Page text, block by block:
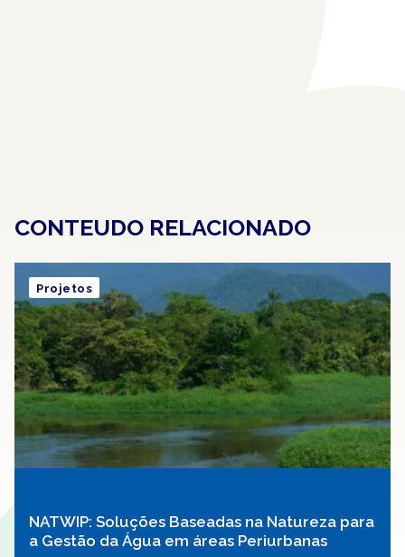
CONTEUDO RELACIONADO
NATWIP: Soluções Baseadas na Natureza para
a Gestão da Água em áreas Periurbanas
Projetos